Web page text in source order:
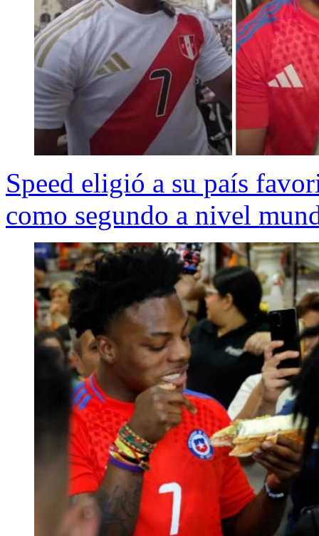
Speed eligió a su país
como segundo a nivel